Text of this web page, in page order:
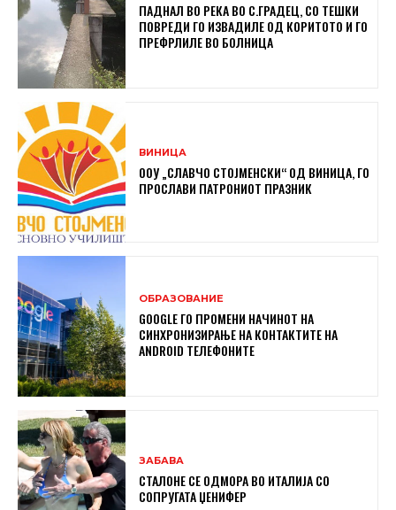
ПАДНАЛ ВО РЕКА ВО С.ГРАДЕЦ, СО ТЕШКИ
ПОВРЕДИ ГО ИЗВАДИЛЕ ОД КОРИТОТО И ГО
ПРЕФРЛИЛЕ ВО БОЛНИЦА
ВИНИЦА
ООУ „СЛАВЧО СТОЈМЕНСКИ“ ОД ВИНИЦА, ГО
ПРОСЛАВИ ПАТРОНИОТ ПРАЗНИК
ОБРАЗОВАНИЕ
GOOGLE ГО ПРОМЕНИ НАЧИНОТ НА
СИНХРОНИЗИРАЊЕ НА КОНТАКТИТЕ НА
ANDROID ТЕЛЕФОНИТЕ
ЗАБАВА
СТАЛОНЕ СЕ ОДМОРА ВО ИТАЛИЈА СО
СОПРУГАТА ЏЕНИФЕР